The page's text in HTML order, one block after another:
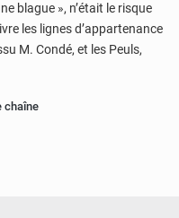
blague », n’était le risque
les lignes d’appartenance
M. Condé, et les Peuls,
chaîne